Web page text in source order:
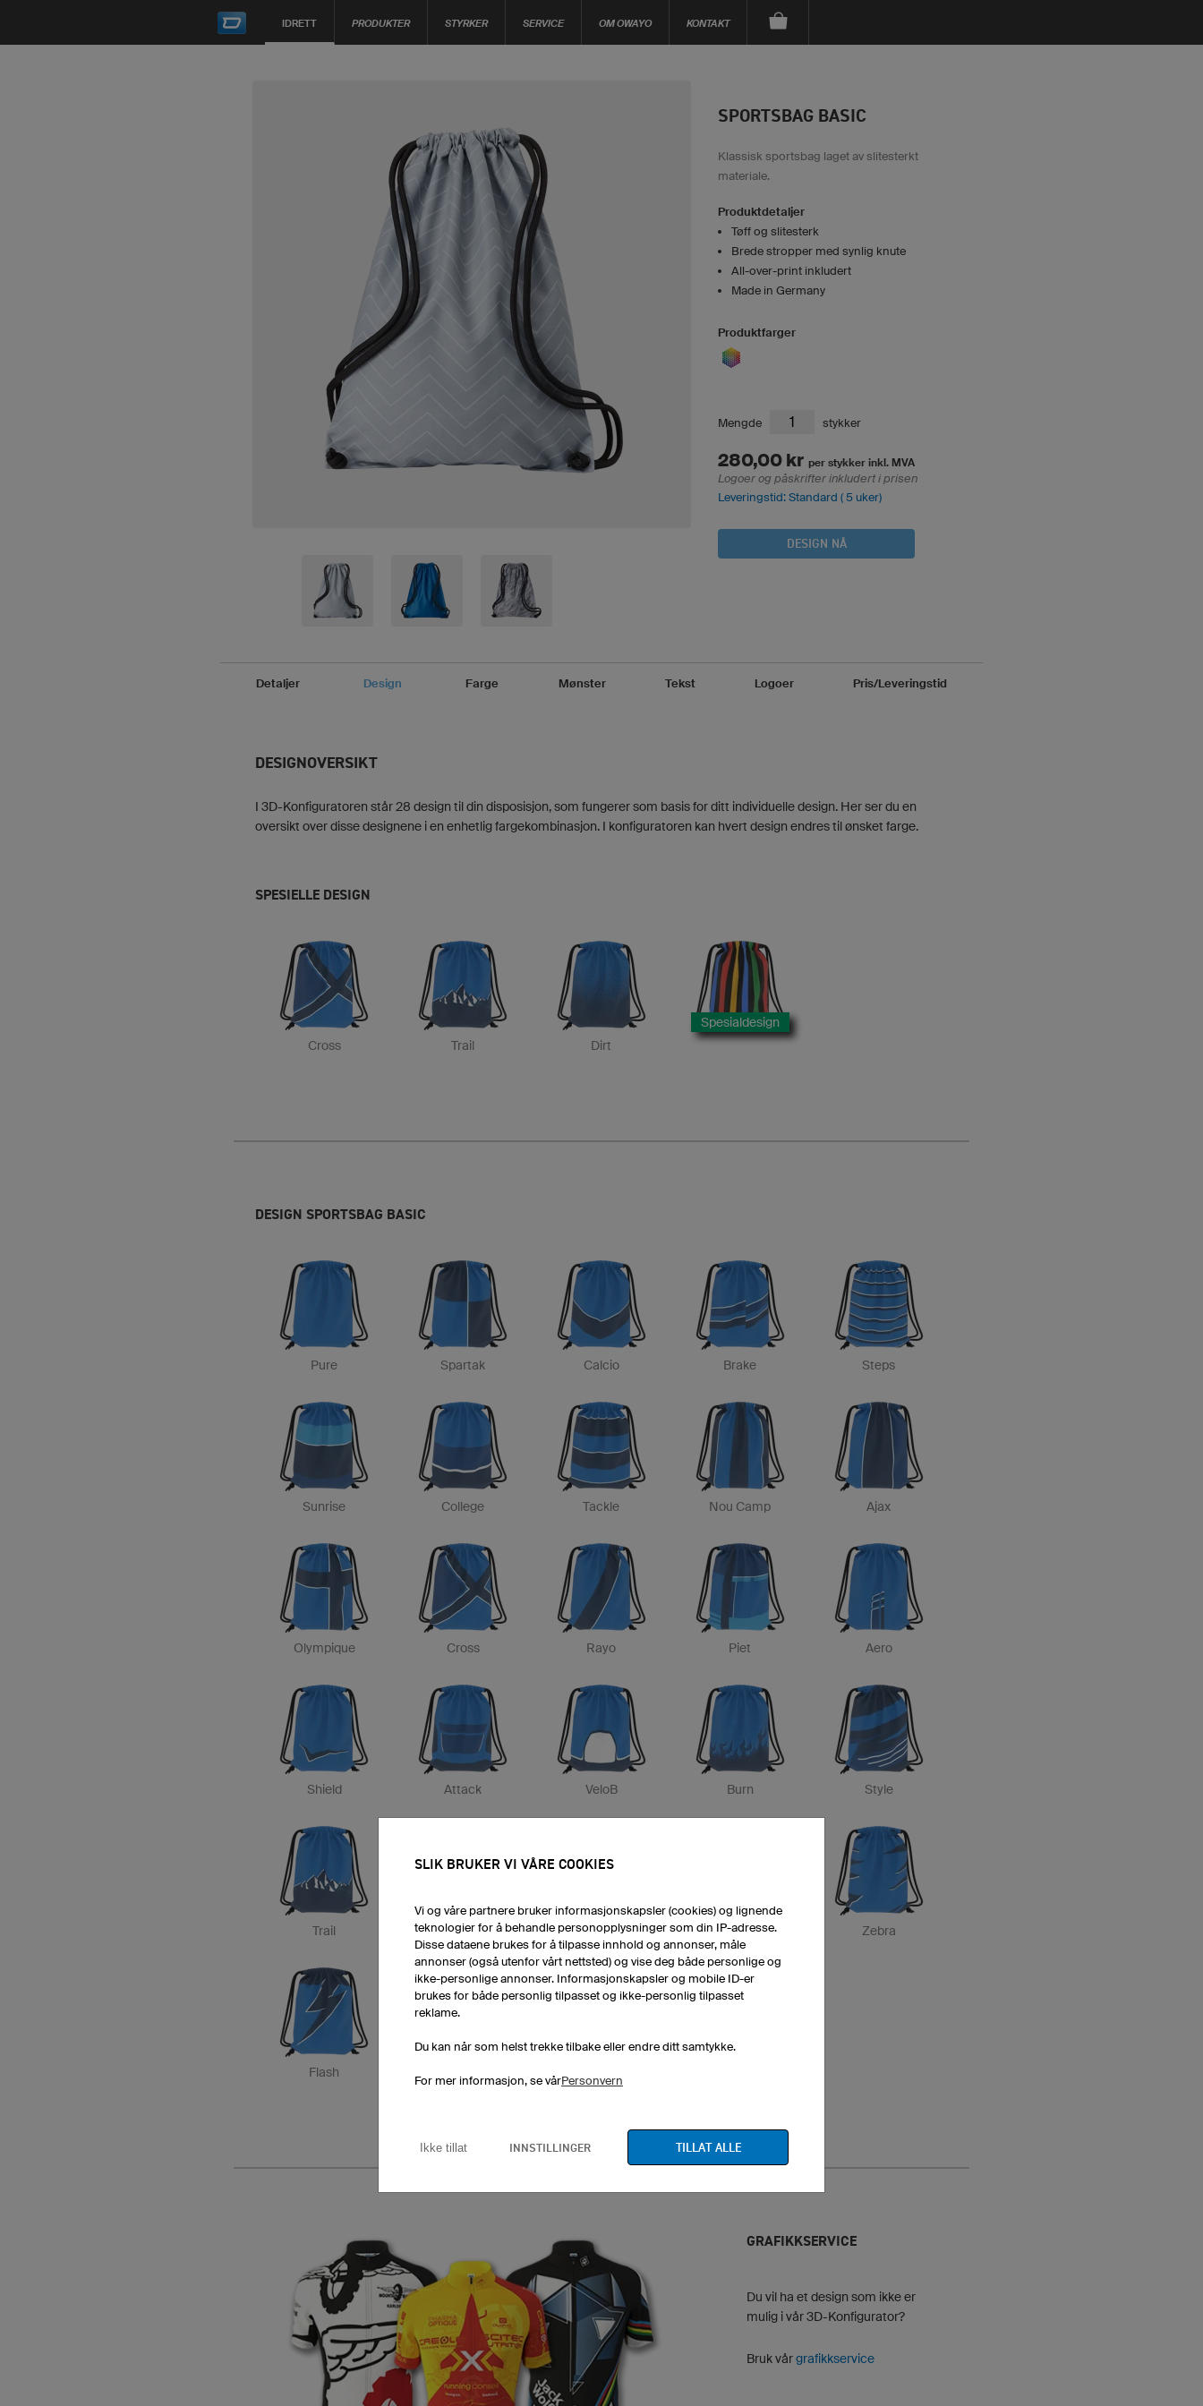
IDRETT PRODUKTER STYRKER SERVICE OM OWAYO KONTAKT
SPORTSBAG BASIC
Klassisk sportsbag laget av slitesterkt
materiale.
Produktdetaljer
Tøff og slitesterk
Brede stropper med synlig knute
All-over-print inkludert
Made in Germany
Produktfarger
Mengde stykker
280,00 kr per stykker inkl. MVA
Logoer og påskrifter inkludert i prisen
Leveringstid: Standard ( 5 uker)
DESIGN NÅ
Detaljer Design Farge Mønster Tekst Logoer Pris/Leveringstid
DESIGNOVERSIKT
I 3D-Konfiguratoren står 28 design til din disposisjon, som fungerer som basis for ditt individuelle design. Her ser du en
oversikt over disse designene i en enhetlig fargekombinasjon. I konfiguratoren kan hvert design endres til ønsket farge.
SPESIELLE DESIGN
Cross Trail Dirt
Spesialdesign
DESIGN SPORTSBAG BASIC
Pure Spartak Calcio Brake Steps
Sunrise College Tackle Nou Camp Ajax
Olympique Cross Rayo Piet Aero
Shield Attack VeloB Burn Style
Trail Sanremo Orion Dirt Zebra
Flash
GRAFIKKSERVICE
Du vil ha et design som ikke er
mulig i vår 3D-Konfigurator?
Bruk vårgrafikkservice
SLIK BRUKER VI VÅRE COOKIES
Vi og våre partnere bruker informasjonskapsler (cookies) og lignende
teknologier for å behandle personopplysninger som din IP-adresse.
Disse dataene brukes for å tilpasse innhold og annonser, måle
annonser (også utenfor vårt nettsted) og vise deg både personlige og
ikke-personlige annonser. Informasjonskapsler og mobile ID-er
brukes for både personlig tilpasset og ikke-personlig tilpasset
reklame.
Du kan når som helst trekke tilbake eller endre ditt samtykke.
For mer informasjon, se vårPersonvern
Ikke tillat INNSTILLINGER TILLAT ALLE